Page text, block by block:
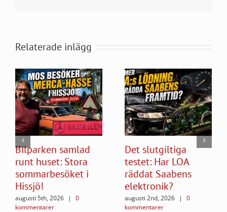
Relaterade inlägg
Bilparken samlad
runt huset: Stora
sommarbesöket i
Hissjö!
augusti 5th, 2026 |
0
kommentarer
Det slutgiltiga
testet: Har LOA
räddat Saabens
elektronik?
augusti 2nd, 2026 |
0
kommentarer